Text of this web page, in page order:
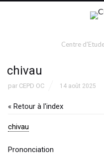
Centre
chivau
par CEPD OC 14 août 2025
« Retour à l'index
chivau
Prononciation